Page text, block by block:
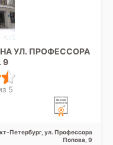
УЛ. ПРОФЕССОРА
9
5
Петербург, ул. Профессора
Попова, 9